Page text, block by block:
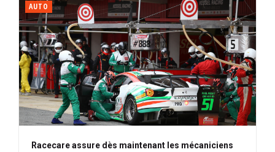
AUTO
Racecare assure dès maintenant les mécaniciens